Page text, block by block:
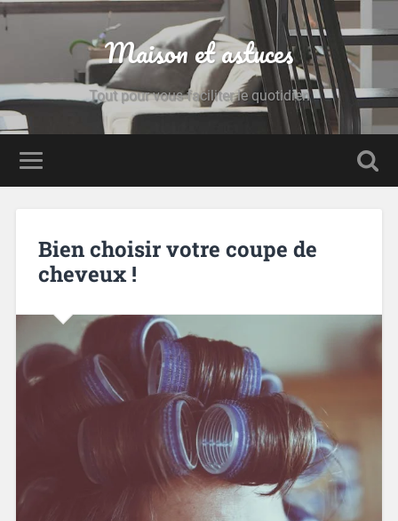
Maison et astuces
Tout pour vous faciliter le quotidien
Bien choisir votre coupe de
cheveux !